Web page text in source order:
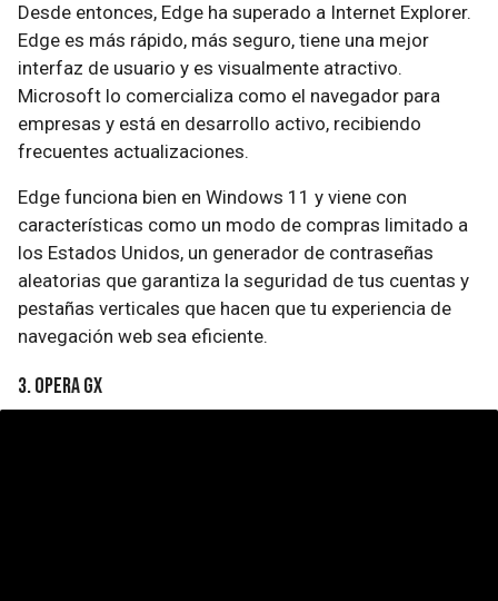
Desde entonces, Edge ha superado a Internet Explorer.
Edge es más rápido, más seguro, tiene una mejor
interfaz de usuario y es visualmente atractivo.
Microsoft lo comercializa como el navegador para
empresas y está en desarrollo activo, recibiendo
frecuentes actualizaciones.
Edge funciona bien en Windows 11 y viene con
características como un modo de compras limitado a
los Estados Unidos, un generador de contraseñas
aleatorias que garantiza la seguridad de tus cuentas y
pestañas verticales que hacen que tu experiencia de
navegación web sea eficiente.
3. Opera GX